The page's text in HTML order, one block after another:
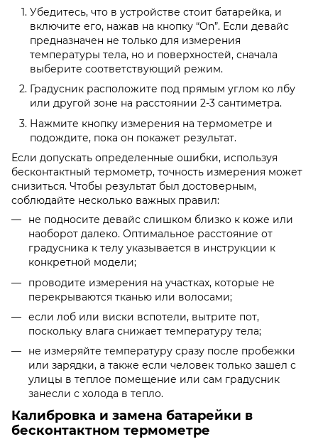
Убедитесь, что в устройстве стоит батарейка, и
включите его, нажав на кнопку “On”. Если девайс
предназначен не только для измерения
температуры тела, но и поверхностей, сначала
выберите соответствующий режим.
Градусник расположите под прямым углом ко лбу
или другой зоне на расстоянии 2-3 сантиметра.
Нажмите кнопку измерения на термометре и
подождите, пока он покажет результат.
Если допускать определенные ошибки, используя
бесконтактный термометр, точность измерения может
снизиться. Чтобы результат был достоверным,
соблюдайте несколько важных правил:
не подносите девайс слишком близко к коже или
наоборот далеко. Оптимальное расстояние от
градусника к телу указывается в инструкции к
конкретной модели;
проводите измерения на участках, которые не
перекрываются тканью или волосами;
если лоб или виски вспотели, вытрите пот,
поскольку влага снижает температуру тела;
не измеряйте температуру сразу после пробежки
или зарядки, а также если человек только зашел с
улицы в теплое помещение или сам градусник
занесли с холода в тепло.
Калибровка и замена батарейки в
бесконтактном термометре